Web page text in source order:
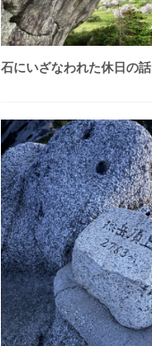
石にいざなわれた休日の話